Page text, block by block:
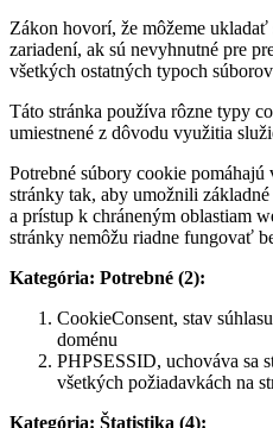
Zákon hovorí, že môžeme
zariadení, ak sú nevyhnutné pre
všetkých ostatných typoch
Táto stránka používa rôzne typy
umiestnené z dôvodu využitia
Potrebné súbory cookie
stránky tak, aby umožnili
a prístup k chráneným oblastiam
stránky nemôžu riadne fungovať
Kategória: Potrebné (2):
CookieConsent, stav
doménu
PHPSESSID, uchováva sa
všetkých požiadavkách na
Kategória: Štatistika (4):